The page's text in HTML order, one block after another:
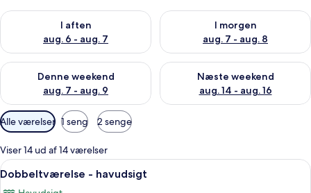
I aften
aug. 6 - aug. 7
Tjek tilgængelighed for i aften aug. 6 - aug. 7
I morgen
aug. 7 - aug. 8
Tjek tilgængelighed for i
Denne weekend
aug. 7 - aug. 9
Tjek tilgængelighed for denne weekend aug. 7 - aug. 9
Næste weekend
aug. 14 - aug. 16
Tjek tilgængelighed for næste
Tilgængelige
filtre
for
værelser
Alle værelser 1 seng 2 senge
Viser 14 ud af 14 værelser
Indlæs
alle
Et hotelværelse med to senge, et
6
Dobbeltværelse - havudsigt